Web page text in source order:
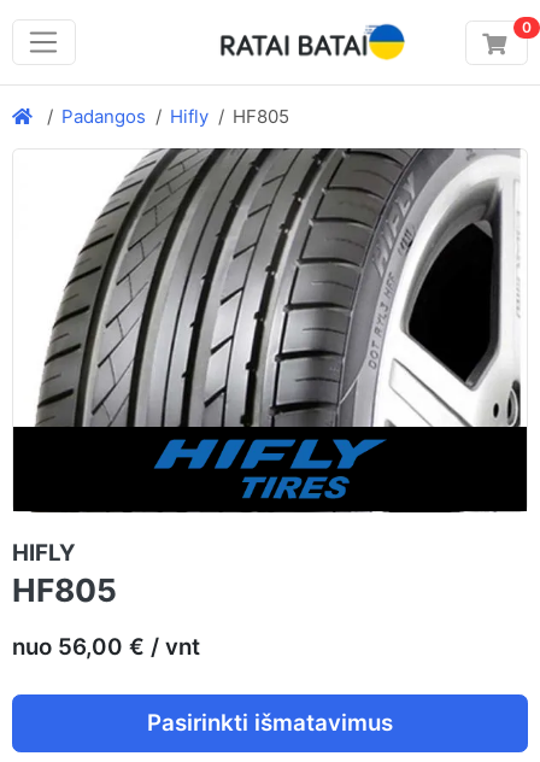
0
Padangos Hifly HF805
HIFLY
HF805
nuo 56,00 € / vnt
Pasirinkti išmatavimus